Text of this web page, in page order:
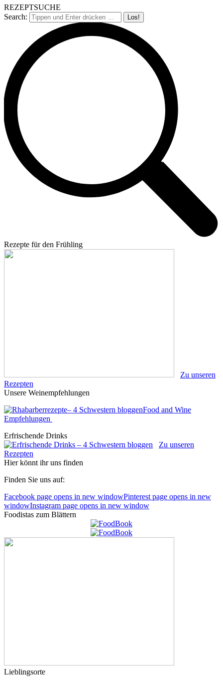
REZEPTSUCHE
Search:
Rezepte für den Frühling
Zu unseren
Rezepten
Unsere Weinempfehlungen
Food and Wine
Empfehlungen
Erfrischende Drinks
Zu unseren
Rezepten
Hier könnt ihr uns finden
Finden Sie uns auf:
Facebook page opens in new windowPinterest page opens in new
windowInstagram page opens in new window
Foodistas zum Blättern
Lieblingsorte